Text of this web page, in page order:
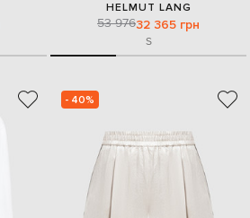
HELMUT LANG
53 97632 365 грн
S
- 40%